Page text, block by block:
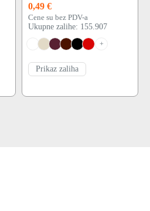
0,49 €
Cene su bez PDV-a
Ukupne zalihe: 155.907
+
Prikaz zaliha